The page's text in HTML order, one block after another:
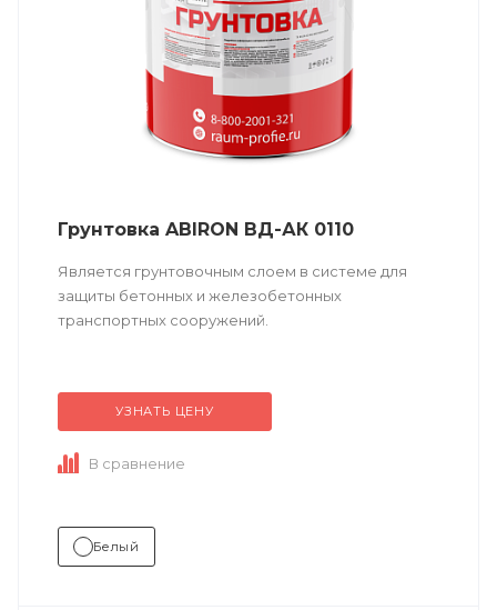
Грунтовка ABIRON ВД-АК 0110
Является грунтовочным слоем в системе для
защиты бетонных и железобетонных
транспортных сооружений.
Техническое описание по ссылке
УЗНАТЬ ЦЕНУ
В сравнение
Белый